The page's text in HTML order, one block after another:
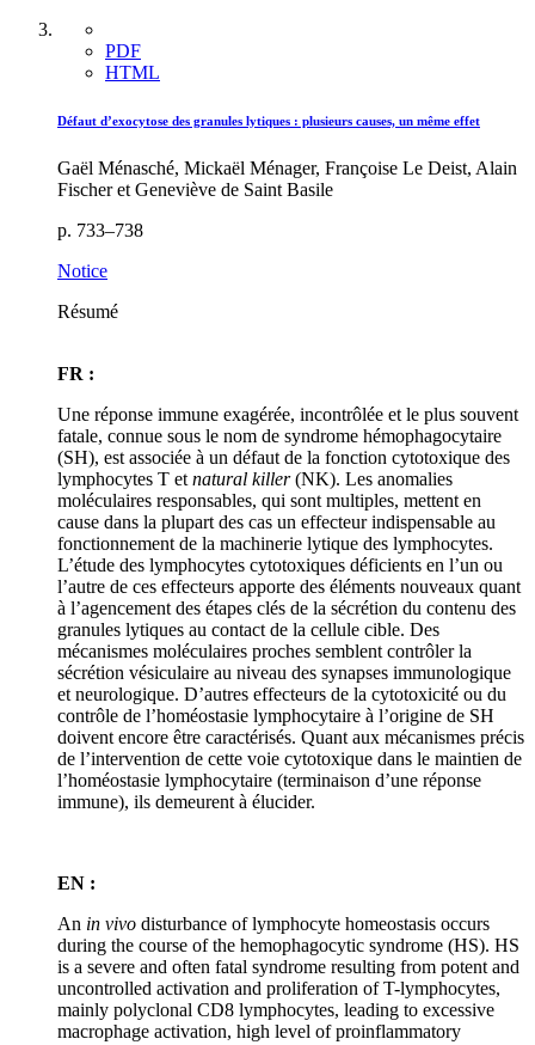
PDF
HTML
Défaut d’exocytose des granules lytiques : plusieurs causes, un même effet
Gaël Ménasché, Mickaël Ménager, Françoise Le Deist, Alain
Fischer et Geneviève de Saint Basile
p. 733–738
Notice
Résumé
FR :
Une réponse immune exagérée, incontrôlée et le plus souvent
fatale, connue sous le nom de syndrome hémophagocytaire
(SH), est associée à un défaut de la fonction cytotoxique des
lymphocytes T et natural killer(NK). Les anomalies
moléculaires responsables, qui sont multiples, mettent en
cause dans la plupart des cas un effecteur indispensable au
fonctionnement de la machinerie lytique des lymphocytes.
L’étude des lymphocytes cytotoxiques déficients en l’un ou
l’autre de ces effecteurs apporte des éléments nouveaux quant
à l’agencement des étapes clés de la sécrétion du contenu des
granules lytiques au contact de la cellule cible. Des
mécanismes moléculaires proches semblent contrôler la
sécrétion vésiculaire au niveau des synapses immunologique
et neurologique. D’autres effecteurs de la cytotoxicité ou du
contrôle de l’homéostasie lymphocytaire à l’origine de SH
doivent encore être caractérisés. Quant aux mécanismes précis
de l’intervention de cette voie cytotoxique dans le maintien de
l’homéostasie lymphocytaire (terminaison d’une réponse
immune), ils demeurent à élucider.
EN :
An in vivo disturbance of lymphocyte homeostasis occurs
during the course of the hemophagocytic syndrome (HS). HS
is a severe and often fatal syndrome resulting from potent and
uncontrolled activation and proliferation of T-lymphocytes,
mainly polyclonal CD8 lymphocytes, leading to excessive
macrophage activation, high level of proinflammatory